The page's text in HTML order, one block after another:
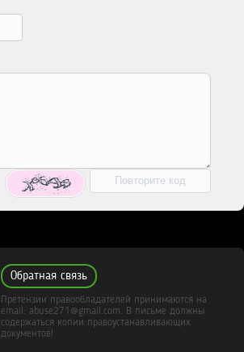
Обратная связь
Претензии правообладателей принимаются на
email: abuse271@gmail.com. В письме должны
содержаться копии правоустанавливающих
документов!